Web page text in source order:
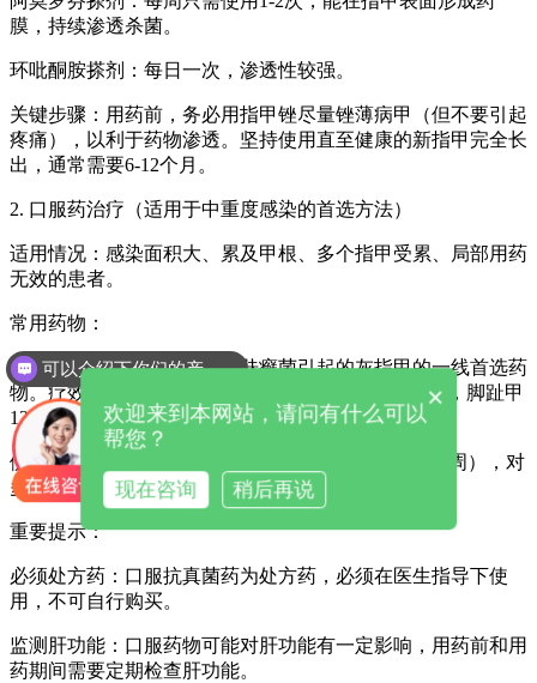
膜，持续渗透杀菌。
环吡酮胺搽剂：每日一次，渗透性较强。
关键步骤：用药前，务必用指甲锉尽量锉薄病甲（但不要引起
疼痛），以利于药物渗透。坚持使用直至健康的新指甲完全长
出，通常需要6-12个月。
2. 口服药治疗（适用于中重度感染的首选方法）
适用情况：感染面积大、累及甲根、多个指甲受累、局部用药
无效的患者。
常用药物：
特比萘芬片：是目前治疗皮肤癣菌引起的灰指甲的一线首选药
物。疗效高，复发率低。通常需要服用手指甲6-12周，脚趾甲
12-24周。
伊曲康唑胶囊：采用“冲击疗法”（服药一周、停药三周），对
多种真菌有效。
重要提示：
必须处方药：口服抗真菌药为处方药，必须在医生指导下使
用，不可自行购买。
监测肝功能：口服药物可能对肝功能有一定影响，用药前和用
药期间需要定期检查肝功能。
可以介绍下你们的产品么
×
欢迎来到本网站，请问有什么可以
帮您？
现在咨询 稍后再说